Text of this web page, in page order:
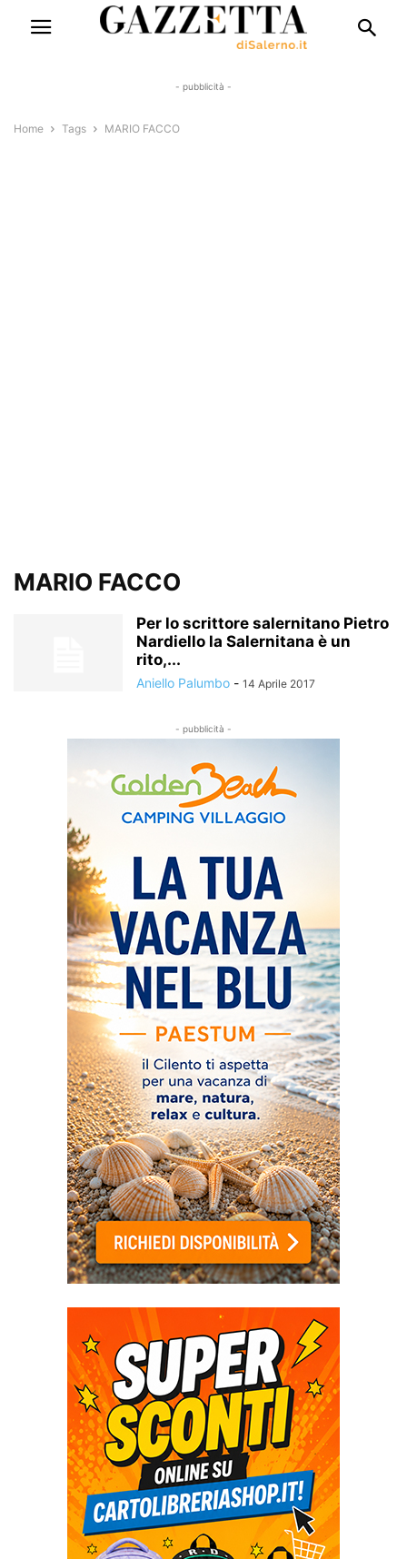
- pubblicità -
Home Tags MARIO FACCO
MARIO FACCO
Per lo scrittore salernitano Pietro
Nardiello la Salernitana è un
rito,...
Aniello Palumbo - 14 Aprile 2017
- pubblicità -